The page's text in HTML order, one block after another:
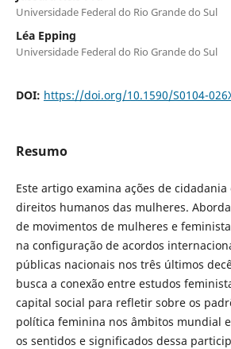
Universidade Federal do Rio Grande do Sul
Léa Epping
Universidade Federal do Rio Grande do Sul
DOI: https://doi.org/10.1590/S0104-
Resumo
Este artigo examina ações de
direitos humanos das mulheres.
de movimentos de mulheres e
na configuração de acordos
públicas nacionais nos três últimos
busca a conexão entre estudos
capital social para refletir sobre os
política feminina nos âmbitos mundial
os sentidos e significados dessa